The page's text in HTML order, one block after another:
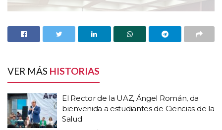
VER MÁS HISTORIAS
El Rector de la UAZ, Ángel Román, da
bienvenida a estudiantes de Ciencias de la
Salud